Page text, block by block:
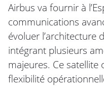
Airbus va fournir à
communications
évoluer l’architecture
intégrant plusieurs
majeures. Ce
flexibilité